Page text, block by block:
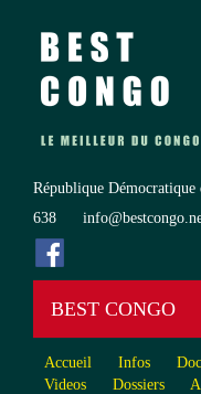
République Démocratique
638
BEST CONGO
Accueil Infos
Videos
Dossiers